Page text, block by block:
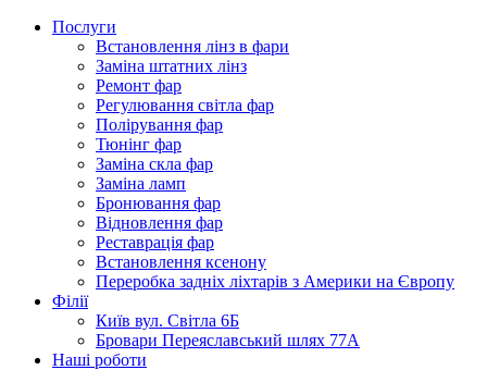
Послуги
Встановлення лінз в фари
Заміна штатних лінз
Ремонт фар
Регулювання світла фар
Полірування фар
Тюнінг фар
Заміна скла фар
Заміна ламп
Бронювання фар
Відновлення фар
Реставрація фар
Встановлення ксенону
Переробка задніх ліхтарів з Америки на Європу
Філії
Київ вул. Світла 6Б
Бровари Переяславський шлях 77А
Наші роботи